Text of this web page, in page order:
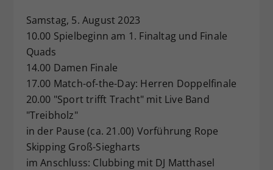
Samstag, 5. August 2023
10.00 Spielbeginn am 1. Finaltag und Finale
Quads
14.00 Damen Finale
17.00 Match-of-the-Day: Herren Doppelfinale
20.00 "Sport trifft Tracht" mit Live Band
"Treibholz"
in der Pause (ca. 21.00) Vorführung Rope
Skipping Groß-Siegharts
im Anschluss: Clubbing mit DJ Matthasel